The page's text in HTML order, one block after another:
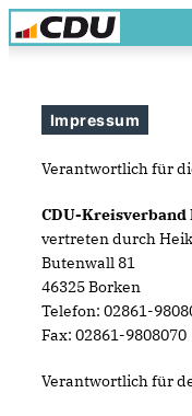
Impressum
Verantwortlich für
CDU-Kreisverband
vertreten durch
Butenwall 81
46325 Borken
Telefon: 02861-
Fax: 02861-9808070
Verantwortlich für